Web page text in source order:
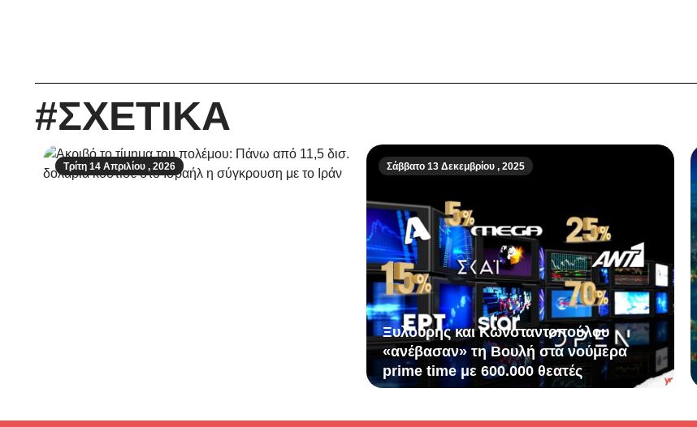
#ΣΧΕΤΙΚΑ
Τρίτη 14 Απριλίου , 2026 Σάββατο 13 Δεκεμβρίου , 2025
Ξυλούρης και Κωνσταντοπούλου
«ανέβασαν» τη Βουλή στα νούμερα
prime time με 600.000 θεατές